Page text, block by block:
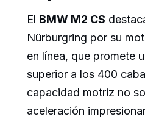
El BMW M2 CS
Nürburgring por su
en línea, que promete
superior a los 400
capacidad motriz no
aceleración